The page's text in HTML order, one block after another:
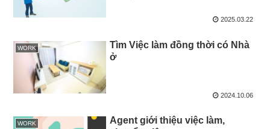
2025.03.22
WORK
Tìm Việc làm đồng thời có Nhà
ở
2024.10.06
WORK
Agent giới thiệu việc làm,